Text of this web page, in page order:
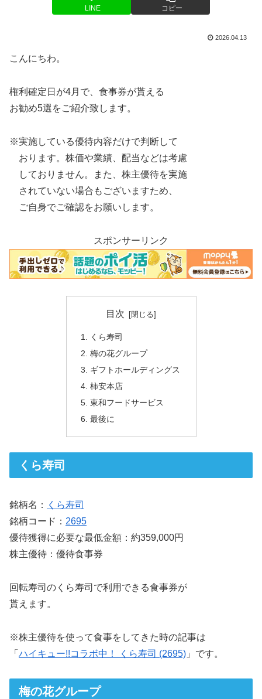
LINE コピー
2026.04.13
こんにちわ。
権利確定日が4月で、食事券が貰える
お勧め5選をご紹介致します。
※実施している優待内容だけで判断して
おります。株価や業績、配当などは考慮
しておりません。また、株主優待を実施
されていない場合もございますため、
ご自身でご確認をお願いします。
スポンサーリンク
目次
くら寿司
梅の花グループ
ギフトホールディングス
柿安本店
東和フードサービス
最後に
くら寿司
銘柄名：
くら寿司
銘柄コード： 2695
優待獲得に必要な最低金額：約359,000円
株主優待：優待食事券
回転寿司のくら寿司で利用できる食事券が
貰えます。
※株主優待を使って食事をしてきた時の記事は
「 ハイキュー!!コラボ中！ くら寿司 (2695) 」です。
梅の花グループ